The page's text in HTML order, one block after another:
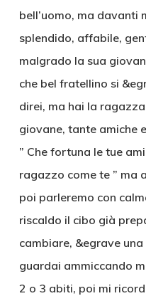
bell’uomo, ma davanti
splendido, affabile,
malgrado la sua
che bel fratellino si
direi, ma hai la
giovane, tante amiche
” Che fortuna le tue
ragazzo come te ” ma
poi parleremo con
riscaldo il cibo già
cambiare, &egrave una
guardai ammiccando
2 o 3 abiti, poi mi